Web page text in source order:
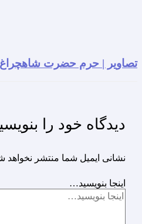
تصاویر | حرم حضرت
دیدگاه‌ خود را
نشانی ایمیل شما منتشر نخواهد
اینجا بنویسید…